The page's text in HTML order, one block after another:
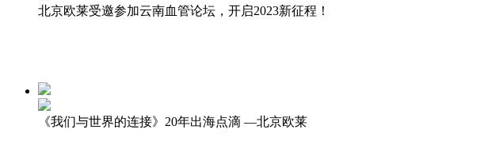
北京欧莱受邀参加云南血管论坛，开启2023新征程！
《我们与世界的连接》20年出海点滴 —北京欧莱